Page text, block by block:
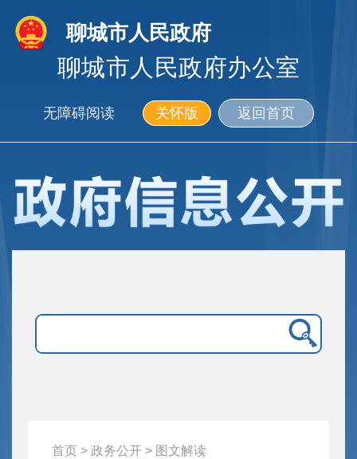
聊城市人民政府
聊城市人民政府办公室
无障碍阅读 关怀版 返回首页
首页 > 政务公开 > 图文解读